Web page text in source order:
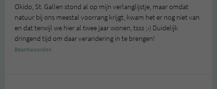
Okido, St. Gallen stond al op mijn verlanglijstje, maar omdat
natuur bij ons meestal voorrang krijgt, kwam het er nog niet van
en dat terwijl we hier al twee jaar wonen, tsss ;-) Duidelijk
dringend tijd om daar verandering in te brengen!
Beantwoorden